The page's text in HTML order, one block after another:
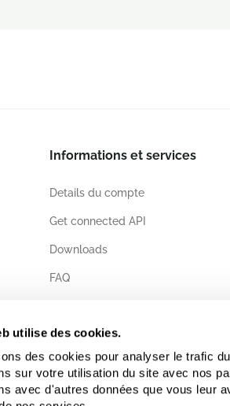
utilise des cookies.
des cookies pour analyser le trafic
sur votre utilisation du site avec nos
avec d'autres données que vous leur
Informations et services
Details du compte
Get connected API
Downloads
FAQ